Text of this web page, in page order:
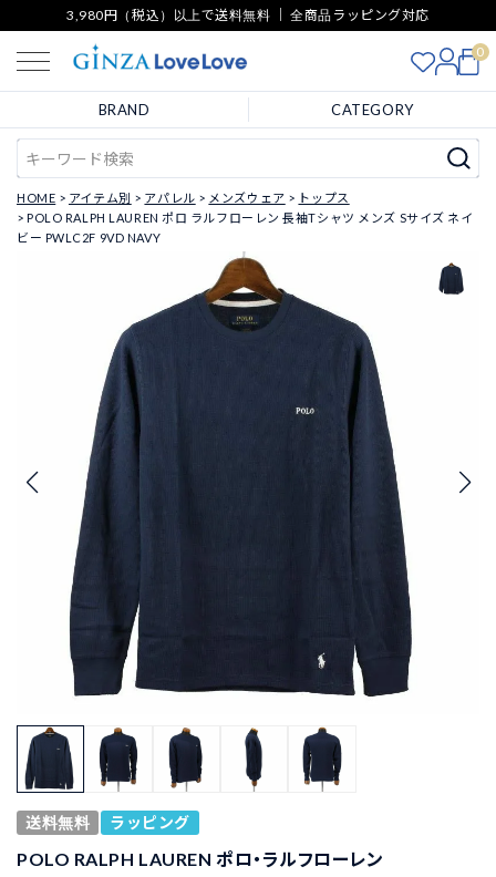
3,980円（税込）以上で送料無料 ｜ 全商品ラッピング対応
0
BRAND CATEGORY
HOME アイテム別 アパレル メンズウェア
トップス
POLO RALPH LAUREN ポロ ラルフローレン 長袖Tシャツ メンズ Sサイズ ネイ
ビー PWLC2F 9VD NAVY
送料無料 ラッピング
POLO RALPH LAUREN ポロ・ラルフローレン